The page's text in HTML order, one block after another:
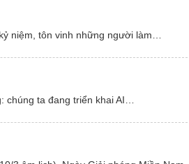
niệm, tôn vinh những người làm…
ta đang triển khai AI…